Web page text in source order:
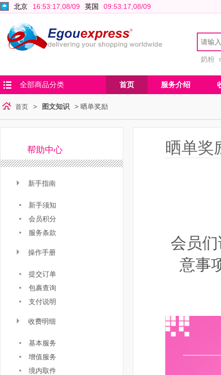
北京 16:53:17,08/09 英国 09:53:17,08/09
奶粉
全部商品分类 首页 服务介绍
首页 > 图文知识 > 晒单奖励
帮助中心
新手指南
新手须知
会员积分
服务条款
操作手册
提交订单
包裹查询
支付说明
收费明细
基本服务
增值服务
境内取件
晒单奖
会员
意事